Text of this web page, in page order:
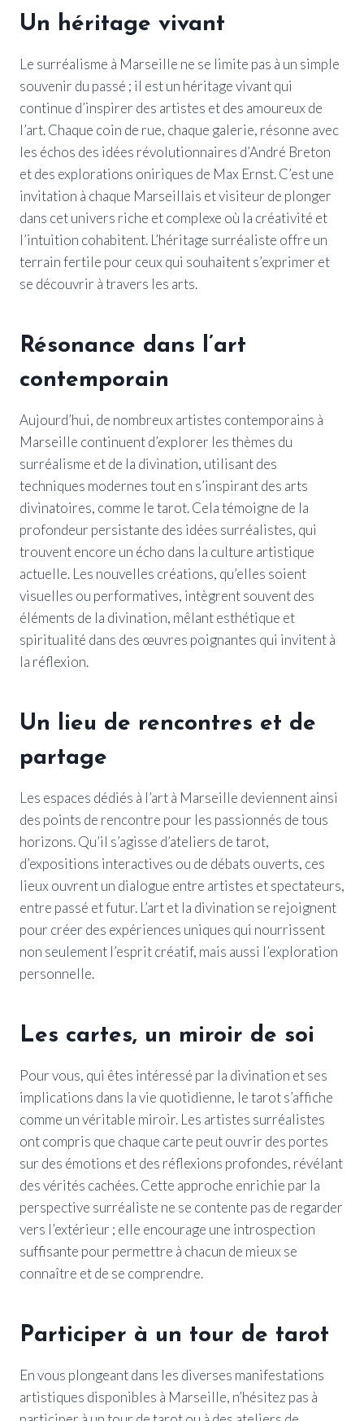
Un héritage vivant
Le surréalisme à Marseille ne se limite pas à un simple
souvenir du passé ; il est un héritage vivant qui
continue d’inspirer des artistes et des amoureux de
l’art. Chaque coin de rue, chaque galerie, résonne avec
les échos des idées révolutionnaires d’André Breton
et des explorations oniriques de Max Ernst. C’est une
invitation à chaque Marseillais et visiteur de plonger
dans cet univers riche et complexe où la créativité et
l’intuition cohabitent. L’héritage surréaliste offre un
terrain fertile pour ceux qui souhaitent s’exprimer et
se découvrir à travers les arts.
Résonance dans l’art
contemporain
Aujourd’hui, de nombreux artistes contemporains à
Marseille continuent d’explorer les thèmes du
surréalisme et de la divination, utilisant des
techniques modernes tout en s’inspirant des arts
divinatoires, comme le tarot. Cela témoigne de la
profondeur persistante des idées surréalistes, qui
trouvent encore un écho dans la culture artistique
actuelle. Les nouvelles créations, qu’elles soient
visuelles ou performatives, intègrent souvent des
éléments de la divination, mêlant esthétique et
spiritualité dans des œuvres poignantes qui invitent à
la réflexion.
Un lieu de rencontres et de
partage
Les espaces dédiés à l’art à Marseille deviennent ainsi
des points de rencontre pour les passionnés de tous
horizons. Qu’il s’agisse d’ateliers de tarot,
d’expositions interactives ou de débats ouverts, ces
lieux ouvrent un dialogue entre artistes et spectateurs,
entre passé et futur. L’art et la divination se rejoignent
pour créer des expériences uniques qui nourrissent
non seulement l’esprit créatif, mais aussi l’exploration
personnelle.
Les cartes, un miroir de soi
Pour vous, qui êtes intéressé par la divination et ses
implications dans la vie quotidienne, le tarot s’affiche
comme un véritable miroir. Les artistes surréalistes
ont compris que chaque carte peut ouvrir des portes
sur des émotions et des réflexions profondes, révélant
des vérités cachées. Cette approche enrichie par la
perspective surréaliste ne se contente pas de regarder
vers l’extérieur ; elle encourage une introspection
suffisante pour permettre à chacun de mieux se
connaître et de se comprendre.
Participer à un tour de tarot
En vous plongeant dans les diverses manifestations
artistiques disponibles à Marseille, n’hésitez pas à